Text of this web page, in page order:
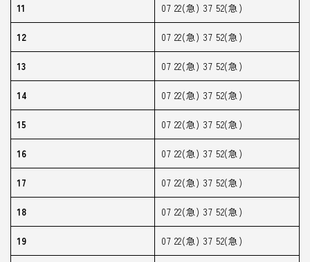
11 07 22(急) 37 52(急)
12 07 22(急) 37 52(急)
13 07 22(急) 37 52(急)
14 07 22(急) 37 52(急)
15 07 22(急) 37 52(急)
16 07 22(急) 37 52(急)
17 07 22(急) 37 52(急)
18 07 22(急) 37 52(急)
19 07 22(急) 37 52(急)